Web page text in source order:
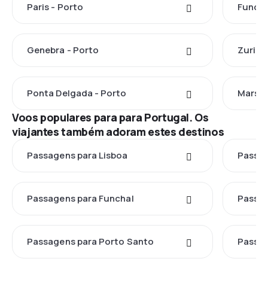
Paris - Porto
Genebra - Porto
Ponta Delgada - Porto
Voos populares para para Portugal. Os
viajantes também adoram estes destinos
Passagens para Lisboa
Passagens para Funchal
Passagens para Porto Santo